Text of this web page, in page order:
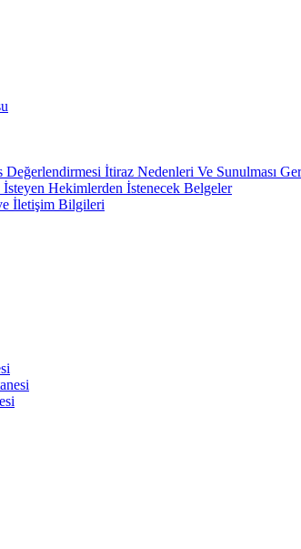
İtiraz Nedenleri Ve Sunulması
Hekimlerden İstenecek Belgeler
İletişim Bilgileri